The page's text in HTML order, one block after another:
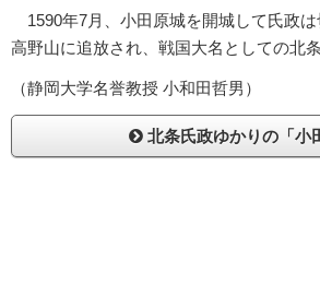
1590年7月、小田原城を開城して氏政
高野山に追放され、戦国大名としての北
（静岡大学名誉教授 小和田哲男）
北条氏政ゆかりの「小